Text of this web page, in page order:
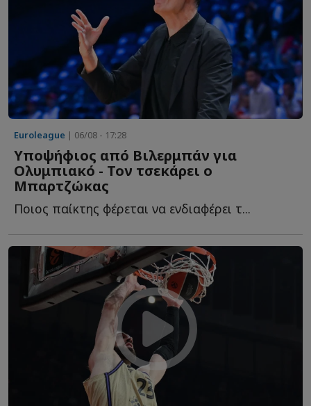
Euroleague | 06/08 - 17:28
Υποψήφιος από Βιλερμπάν για
Ολυμπιακό - Τον τσεκάρει ο
Μπαρτζώκας
Ποιος παίκτης φέρεται να ενδιαφέρει τ...